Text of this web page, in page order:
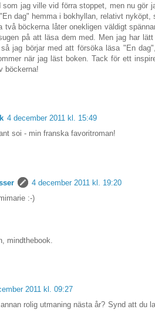
som jag ville vid förra stoppet, men nu gör
dag" hemma i bokhyllan, relativt nyköpt,
två böckerna låter onekligen väldigt
på att läsa dem med. Men jag har
jag börjar med att försöka läsa "En
när jag läst boken. Tack för ett
böckerna!
4 december 2011 kl. 15:49
soi - min franska favoritroman!
4 december 2011 kl. 19:20
:-)
mindthebook.
2011 kl. 09:27
rolig utmaning nästa år? Synd att du